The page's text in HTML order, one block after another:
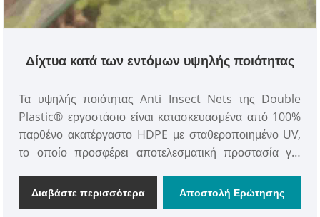
Δίχτυα κατά των εντόμων υψηλής ποιότητας
Τα υψηλής ποιότητας Anti Insect Nets της Double
Plastic® εργοστάσιο είναι κατασκευασμένα από 100%
παρθένο ακατέργαστο HDPE με σταθεροποιημένο UV,
το οποίο προσφέρει αποτελεσματική προστασία για
βοηθά στην αποφυγή βλαβών από έντομα, ζωύφια,
πουλιά και παράσιτα. φροντίζοντας τα φυτά σας να
Διαβάστε περισσότερα Αποστολή Ερώτησης